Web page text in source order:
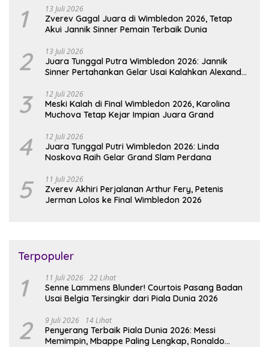
1 13 Juli 2026
Zverev Gagal Juara di Wimbledon 2026, Tetap
Akui Jannik Sinner Pemain Terbaik Dunia
2 13 Juli 2026
Juara Tunggal Putra Wimbledon 2026: Jannik
Sinner Pertahankan Gelar Usai Kalahkan Alexander
3 12 Juli 2026
Meski Kalah di Final Wimbledon 2026, Karolina
Muchova Tetap Kejar Impian Juara Grand
4 12 Juli 2026
Juara Tunggal Putri Wimbledon 2026: Linda
Noskova Raih Gelar Grand Slam Perdana
5 11 Juli 2026
Zverev Akhiri Perjalanan Arthur Fery, Petenis
Jerman Lolos ke Final Wimbledon 2026
Terpopuler
1 11 Juli 2026 22 Lihat
Senne Lammens Blunder! Courtois Pasang Badan
Usai Belgia Tersingkir dari Piala Dunia 2026
2 9 Juli 2026 14 Lihat
Penyerang Terbaik Piala Dunia 2026: Messi
Memimpin, Mbappe Paling Lengkap, Ronaldo